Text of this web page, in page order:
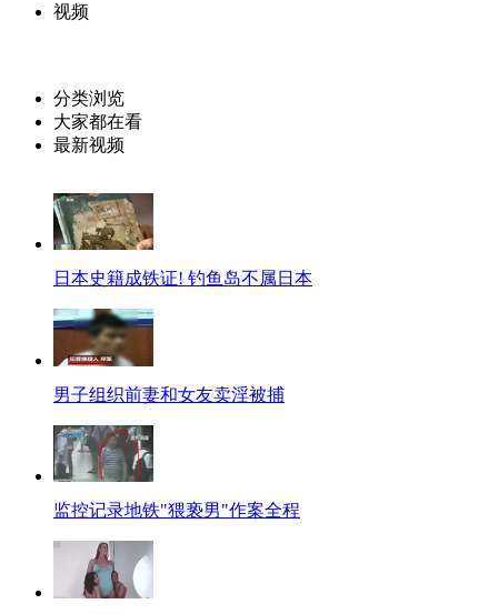
视频
分类浏览
大家都在看
最新视频
日本史籍成铁证! 钓鱼岛不属日本
男子组织前妻和女友卖淫被捕
监控记录地铁"猥亵男"作案全程